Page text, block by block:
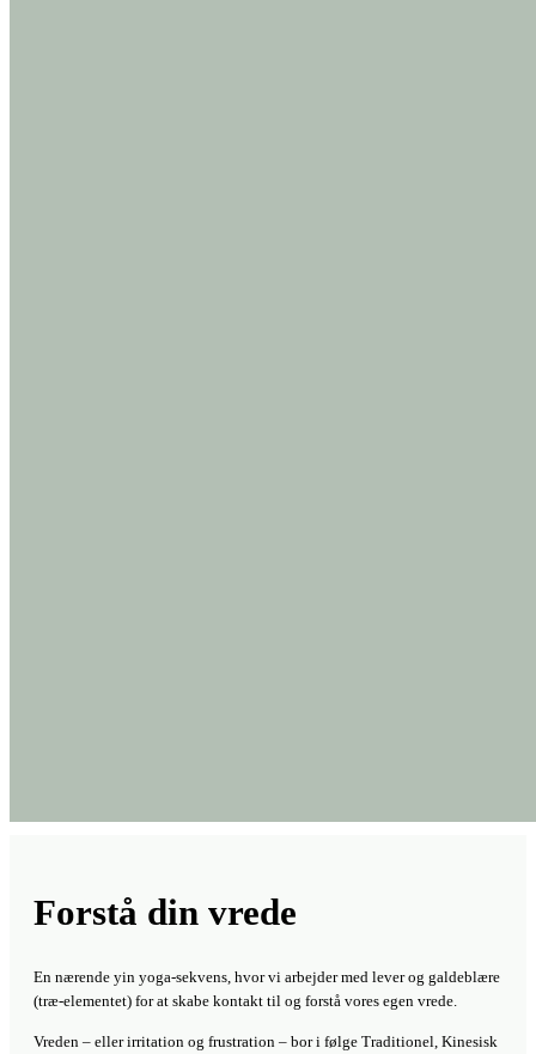
Forstå din vrede
En nærende yin yoga-sekvens, hvor vi arbejder med lever og galdeblære
(træ-elementet) for at skabe kontakt til og forstå vores egen vrede.
Vreden – eller irritation og frustration – bor i følge Traditionel, Kinesisk